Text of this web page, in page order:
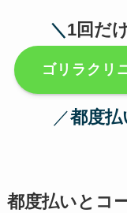
＼ 1回だ
ゴリラクリ
／都度
都度払いとコ